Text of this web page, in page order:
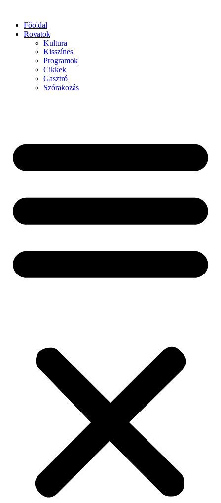
Főoldal
Rovatok
Kultura
Kisszínes
Programok
Cikkek
Gasztró
Szórakozás